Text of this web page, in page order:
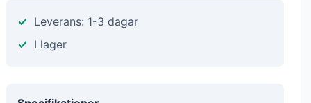
Leverans: 1-3 dagar
I lager